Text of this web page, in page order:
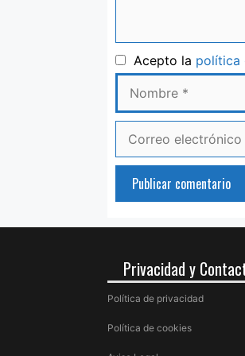
Acepto la política
electrónico
Privacidad y
Política de privacidad
Política de cookies